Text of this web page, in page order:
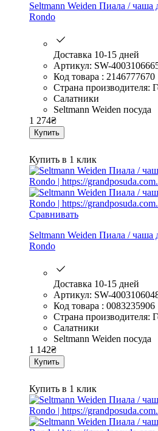
Seltmann Weiden Пиала / чаша
Rondo
Доставка 10-15 дней
Артикул: SW-
Код товара : 2146777670
Страна производителя:
Салатники
Seltmann Weiden посуда
1 274₴
Купить
Купить в 1 клик
Сравнивать
Seltmann Weiden Пиала / чаша
Rondo
Доставка 10-15 дней
Артикул: SW-
Код товара : 0083235906
Страна производителя:
Салатники
Seltmann Weiden посуда
1 142₴
Купить
Купить в 1 клик